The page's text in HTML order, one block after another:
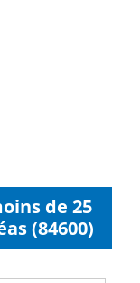
de 25
(84600)